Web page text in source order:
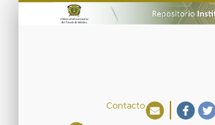
Contacto